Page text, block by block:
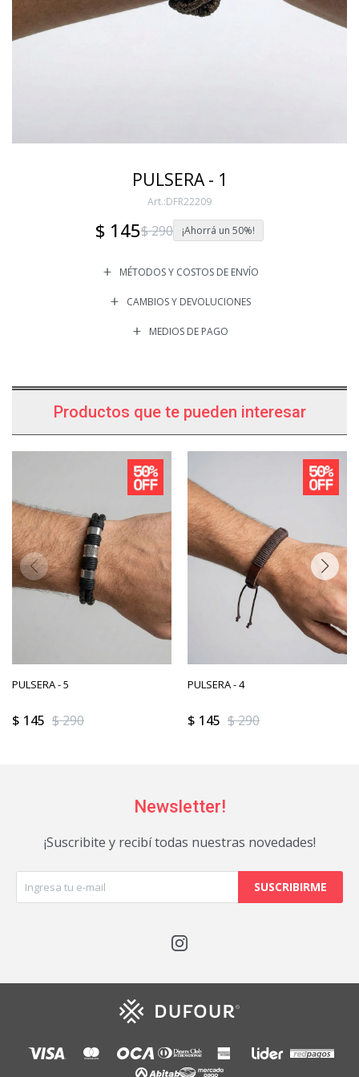
PULSERA - 1
DFR22209
$ 145$290 50
MÉTODOS Y COSTOS DE ENVÍO
CAMBIOS Y DEVOLUCIONES
MEDIOS DE PAGO
Productos que te pueden interesar
PULSERA - 5
$ 145 $290
PULSERA - 4
$ 145 $290
Newsletter!
¡Suscribite y recibí todas nuestras novedades!
SUSCRIBIRME
